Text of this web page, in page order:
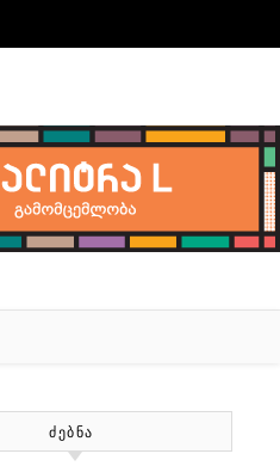
ᲫᲔᲑᲜᲐ